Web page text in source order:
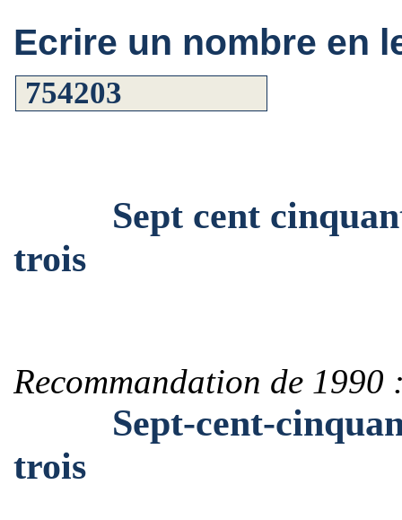
Ecrire un nombre en
Sept cent
trois
Recommandation de 1990
Sept-cent-
trois